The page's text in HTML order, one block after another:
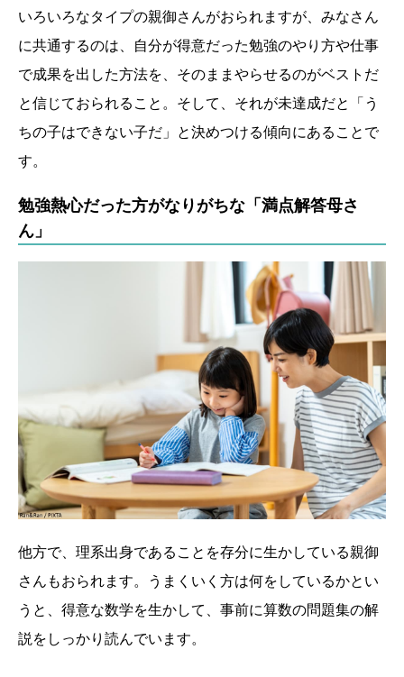
いろいろなタイプの親御さんがおられますが、みなさん
に共通するのは、自分が得意だった勉強のやり方や仕事
で成果を出した方法を、そのままやらせるのがベストだ
と信じておられること。そして、それが未達成だと「う
ちの子はできない子だ」と決めつける傾向にあることで
す。
勉強熱心だった方がなりがちな「満点解答母さ
ん」
他方で、理系出身であることを存分に生かしている親御
さんもおられます。うまくいく方は何をしているかとい
うと、得意な数学を生かして、事前に算数の問題集の解
説をしっかり読んでいます。